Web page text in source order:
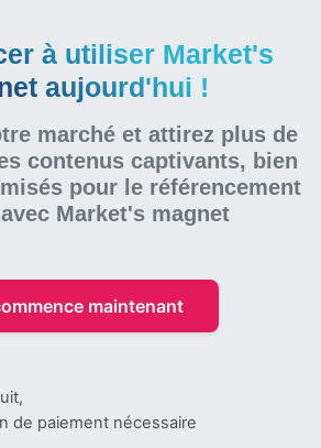
à utiliser Market's
aujourd'hui !
marché et attirez plus de
contenus captivants, bien
pour le référencement
avec Market's magnet
maintenant
de paiement nécessaire